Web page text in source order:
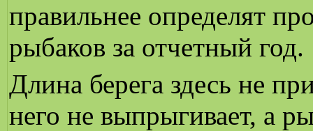
правильнее определят
рыбаков за отчетный год.
Длина берега здесь не
него не выпрыгивает, а